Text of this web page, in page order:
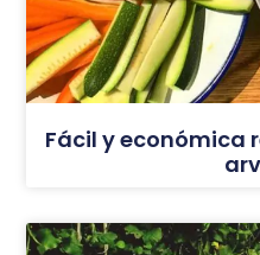
Fácil y económica